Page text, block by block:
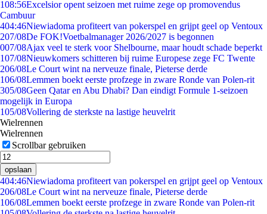
108:56Excelsior opent seizoen met ruime zege op promovendus
Cambuur
404:46Niewiadoma profiteert van pokerspel en grijpt geel op Ventoux
207/08De FOK!Voetbalmanager 2026/2027 is begonnen
007/08Ajax veel te sterk voor Shelbourne, maar houdt schade beperkt
107/08Nieuwkomers schitteren bij ruime Europese zege FC Twente
206/08Le Court wint na nerveuze finale, Pieterse derde
106/08Lemmen boekt eerste profzege in zware Ronde van Polen-rit
305/08Geen Qatar en Abu Dhabi? Dan eindigt Formule 1-seizoen
mogelijk in Europa
105/08Vollering de sterkste na lastige heuvelrit
Wielrennen
Wielrennen
Scrollbar gebruiken
opslaan
404:46Niewiadoma profiteert van pokerspel en grijpt geel op Ventoux
206/08Le Court wint na nerveuze finale, Pieterse derde
106/08Lemmen boekt eerste profzege in zware Ronde van Polen-rit